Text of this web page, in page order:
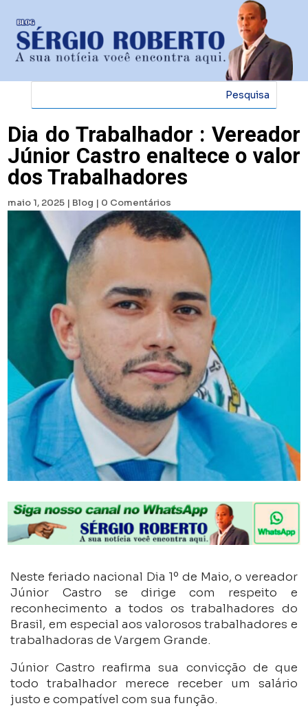
Dia do Trabalhador : Vereador
Júnior Castro enaltece o valor
dos Trabalhadores
maio 1, 2025 | Blog | 0 Comentários
Neste feriado nacional Dia 1º de Maio, o vereador
Júnior Castro se dirige com respeito e
reconhecimento a todos os trabalhadores do
Brasil, em especial aos valorosos trabalhadores e
trabalhadoras de Vargem Grande.
Júnior Castro reafirma sua convicção de que
todo trabalhador merece receber um salário
justo e compatível com sua função.